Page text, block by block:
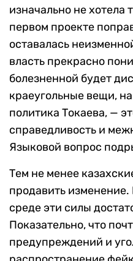
изначально не хотела
первом проекте
оставалась
власть прекрасно
болезненной будет
краеугольные вещи,
политика Токаева, —
справедливость и
Языковой вопрос
Тем не менее
продавить
среде эти силы
Показательно, что
предупреждений и